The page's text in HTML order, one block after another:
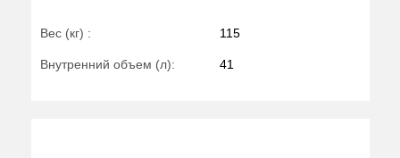
Вес (кг) : 115
Внутренний объем (л): 41